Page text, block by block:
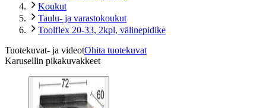
Koukut
Taulu- ja varastokoukut
Toolflex 20-33, 2kpl, välinepidike
Tuotekuvat- ja videotOhita tuotekuvat
Karusellin pikakuvakkeet